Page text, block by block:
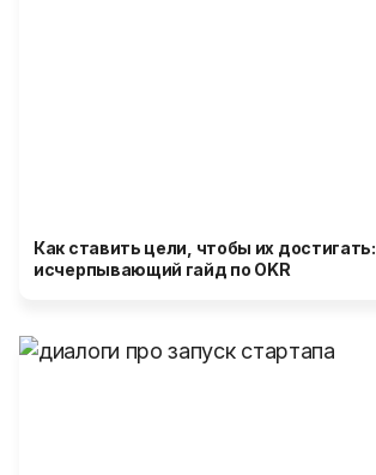
Как ставить цели, чтобы их достигать:
исчерпывающий гайд по OKR